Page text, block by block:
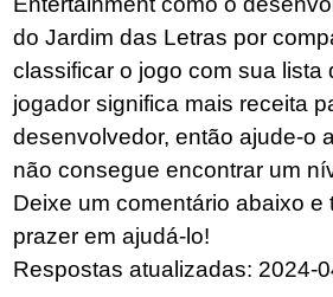
do Jardim das Letras por
classificar o jogo com sua lista
jogador significa mais receita
desenvolvedor, então ajude-o
não consegue encontrar um
Deixe um comentário abaixo e
prazer em ajudá-lo!
Respostas atualizadas: 2024-